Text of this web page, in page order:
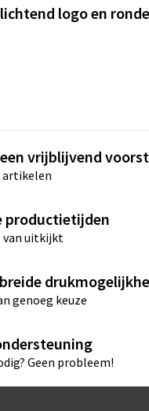
logo en
vrijblijvend
artikelen
productietijden
van uitkijkt
genoeg keuze
Geen probleem!